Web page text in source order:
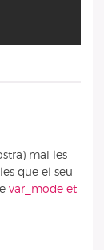
mai les
que el seu
var_mode et